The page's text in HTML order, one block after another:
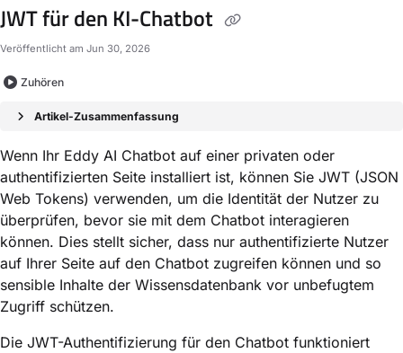
JWT für den KI-Chatbot
Veröffentlicht am Jun 30, 2026
Zuhören
Artikel-Zusammenfassung
Wenn Ihr Eddy AI Chatbot auf einer privaten oder
authentifizierten Seite installiert ist, können Sie JWT (JSON
Web Tokens) verwenden, um die Identität der Nutzer zu
überprüfen, bevor sie mit dem Chatbot interagieren
können. Dies stellt sicher, dass nur authentifizierte Nutzer
auf Ihrer Seite auf den Chatbot zugreifen können und so
sensible Inhalte der Wissensdatenbank vor unbefugtem
Zugriff schützen.
Die JWT-Authentifizierung für den Chatbot funktioniert